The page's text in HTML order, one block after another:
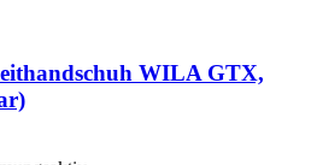
WILA GTX,